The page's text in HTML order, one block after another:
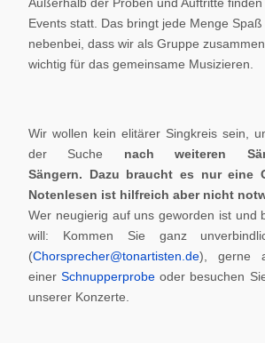
Events statt. Das bringt jede Menge
nebenbei, dass wir als Gruppe
wichtig für das gemeinsame Musizieren.
Wir wollen kein elitärer Singkreis sein,
der Suche nach weiteren
Sängern. Dazu braucht es nur eine
Notenlesen ist hilfreich aber nicht
Wer neugierig auf uns geworden ist und
will: Kommen Sie ganz
(Chorsprecher@tonartisten.de), gerne
einerSchnupperprobe oder besuchen
unserer Konzerte.